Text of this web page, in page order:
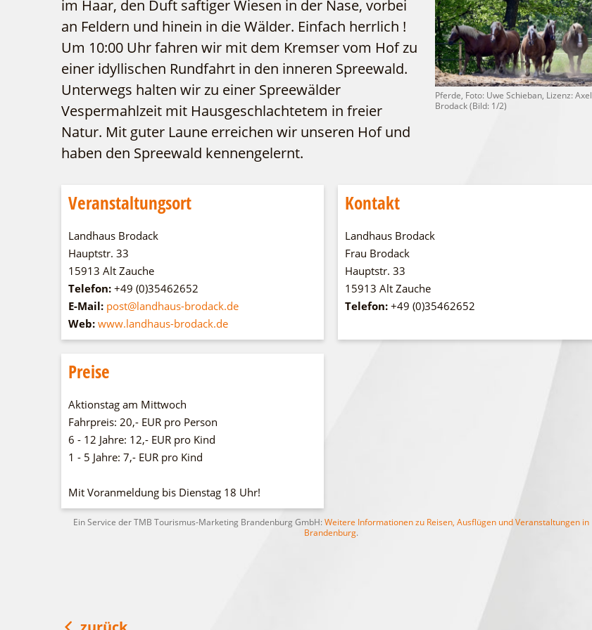
Fahrgastschiff
WFG
Pferde, Foto: Uwe Schieban, Lizenz: Axel
Brodack (Bild: 1/2)
im Haar, den Duft saftiger Wiesen in der Nase, vorbei
an Feldern und hinein in die Wälder. Einfach herrlich !
Um 10:00 Uhr fahren wir mit dem Kremser vom Hof zu
einer idyllischen Rundfahrt in den inneren Spreewald.
Unterwegs halten wir zu einer Spreewälder
Vespermahlzeit mit Hausgeschlachtetem in freier
Natur. Mit guter Laune erreichen wir unseren Hof und
haben den Spreewald kennengelernt.
Veranstaltungsort
Landhaus Brodack
Hauptstr. 33
15913 Alt Zauche
Telefon: +49 (0)35462652
E-Mail: post@landhaus-brodack.de
Web: www.landhaus-brodack.de
Kontakt
Landhaus Brodack
Frau Brodack
Hauptstr. 33
15913 Alt Zauche
Telefon: +49 (0)35462652
Preise
Aktionstag am Mittwoch
Fahrpreis: 20,- EUR pro Person
6 - 12 Jahre: 12,- EUR pro Kind
1 - 5 Jahre: 7,- EUR pro Kind
Mit Voranmeldung bis Dienstag 18 Uhr!
Ein Service der TMB Tourismus-Marketing Brandenburg GmbH: Weitere Informationen zu Reisen, Ausflügen und Veranstaltungen in
Brandenburg.